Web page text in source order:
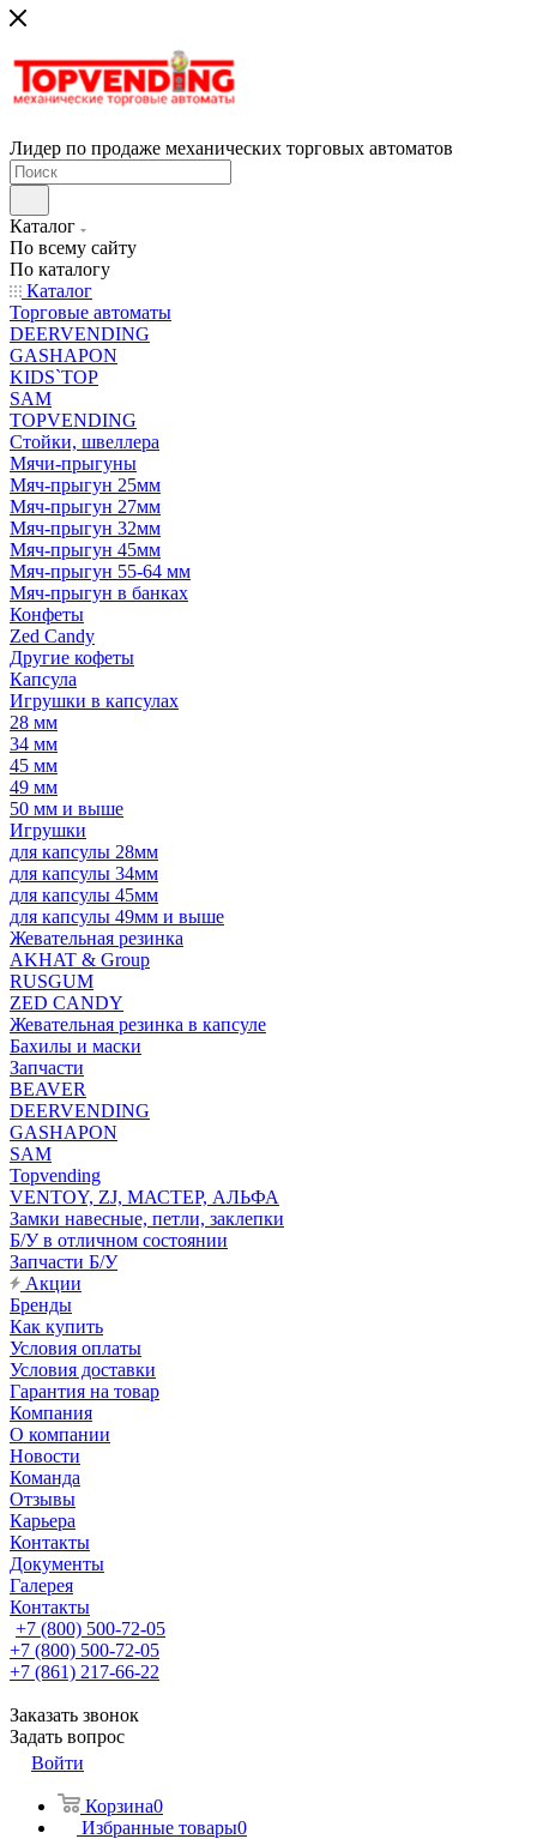
Лидер по продаже механических торговых автоматов
Каталог
По всему сайту
По каталогу
Каталог
Торговые автоматы
DEERVENDING
GASHAPON
KIDS`TOP
SAM
TOPVENDING
Стойки, швеллера
Мячи-прыгуны
Мяч-прыгун 25мм
Мяч-прыгун 27мм
Мяч-прыгун 32мм
Мяч-прыгун 45мм
Мяч-прыгун 55-64 мм
Мяч-прыгун в банках
Конфеты
Zed Candy
Другие кофеты
Капсула
Игрушки в капсулах
28 мм
34 мм
45 мм
49 мм
50 мм и выше
Игрушки
для капсулы 28мм
для капсулы 34мм
для капсулы 45мм
для капсулы 49мм и выше
Жевательная резинка
AKHAT & Group
RUSGUM
ZED CANDY
Жевательная резинка в капсуле
Бахилы и маски
Запчасти
BEAVER
DEERVENDING
GASHAPON
SAM
Topvending
VENTOY, ZJ, МАСТЕР, АЛЬФА
Замки навесные, петли, заклепки
Б/У в отличном состоянии
Запчасти Б/У
Акции
Бренды
Как купить
Условия оплаты
Условия доставки
Гарантия на товар
Компания
О компании
Новости
Команда
Отзывы
Карьера
Контакты
Документы
Галерея
Контакты
+7 (800) 500-72-05
+7 (800) 500-72-05
+7 (861) 217-66-22
Заказать звонок
Задать вопрос
Войти
Корзина0
Избранные товары0